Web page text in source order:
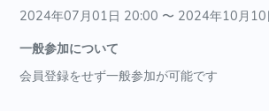
2024年07月01日 20:00 〜 2024年10月
一般参加について
会員登録をせず一般参加が可能です